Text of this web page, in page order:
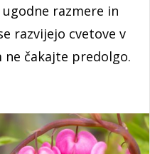
razmere in
razvijejo cvetove v
ne čakajte predolgo.